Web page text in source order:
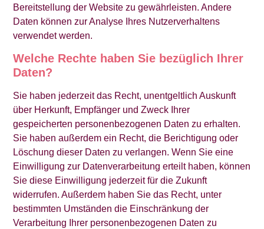
Bereitstellung der Website zu gewährleisten. Andere
Daten können zur Analyse Ihres Nutzerverhaltens
verwendet werden.
Welche Rechte haben Sie bezüglich Ihrer
Daten?
Sie haben jederzeit das Recht, unentgeltlich Auskunft
über Herkunft, Empfänger und Zweck Ihrer
gespeicherten personenbezogenen Daten zu erhalten.
Sie haben außerdem ein Recht, die Berichtigung oder
Löschung dieser Daten zu verlangen. Wenn Sie eine
Einwilligung zur Datenverarbeitung erteilt haben, können
Sie diese Einwilligung jederzeit für die Zukunft
widerrufen. Außerdem haben Sie das Recht, unter
bestimmten Umständen die Einschränkung der
Verarbeitung Ihrer personenbezogenen Daten zu